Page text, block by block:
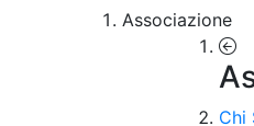
Associazione
Chi